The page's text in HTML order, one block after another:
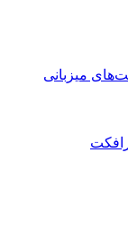
میزبانی